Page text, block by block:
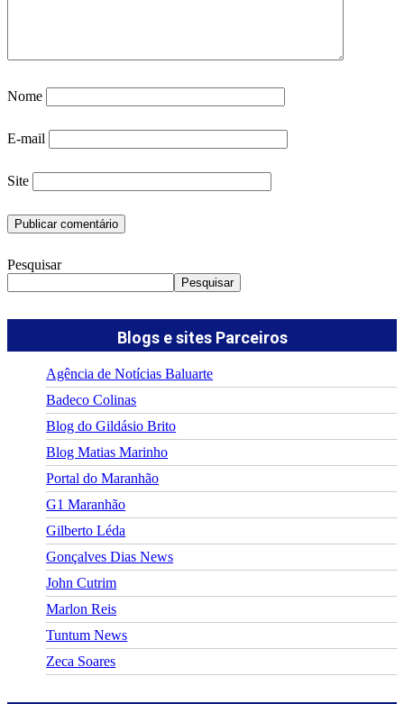
Nome
E-mail
Site
Pesquisar
Pesquisar
Blogs e sites Parceiros
Agência de Notícias Baluarte
Badeco Colinas
Blog do Gildásio Brito
Blog Matias Marinho
Portal do Maranhão
G1 Maranhão
Gilberto Léda
Gonçalves Dias News
John Cutrim
Marlon Reis
Tuntum News
Zeca Soares